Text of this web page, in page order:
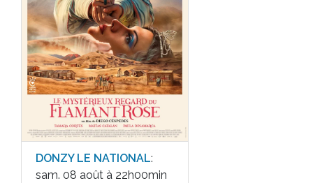
DONZY LE NATIONAL:
sam. 08 août à 22h00min